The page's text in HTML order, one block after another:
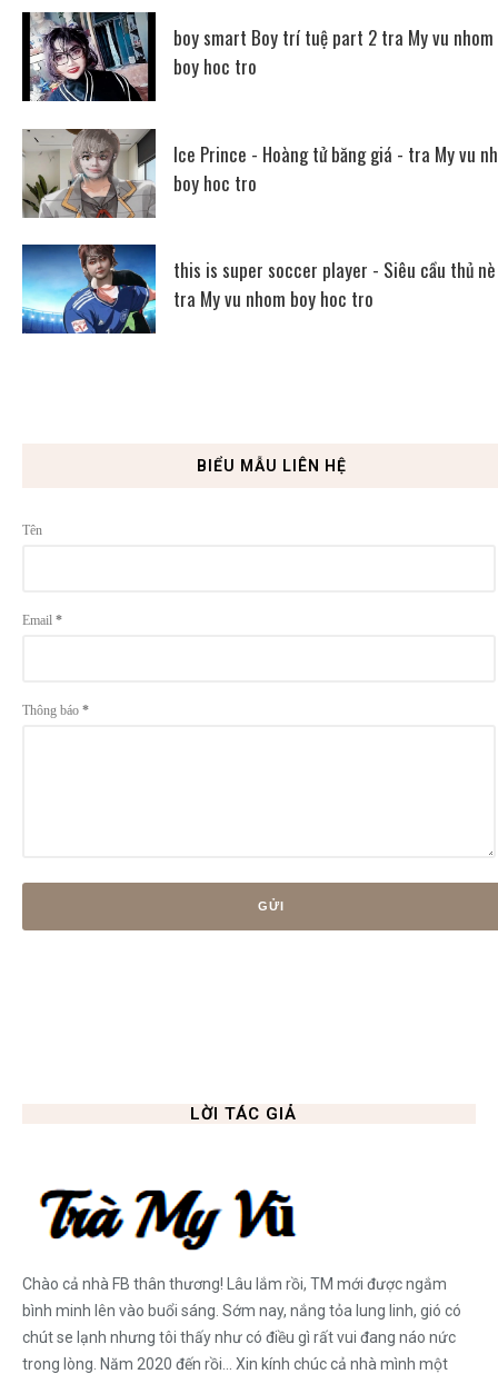
boy smart Boy trí tuệ part 2 tra My vu nhom
boy hoc tro
Ice Prince - Hoàng tử băng giá - tra My vu
boy hoc tro
this is super soccer player - Siêu cầu thủ
tra My vu nhom boy hoc tro
BIỂU MẪU LIÊN HỆ
Tên
Email *
Thông báo *
LỜI TÁC GIẢ
Chào cả nhà FB thân thương! Lâu lắm rồi, TM mới được ngắm
bình minh lên vào buổi sáng. Sớm nay, nắng tỏa lung linh, gió có
chút se lạnh nhưng tôi thấy như có điều gì rất vui đang náo nức
trong lòng. Năm 2020 đến rồi... Xin kính chúc cả nhà mình một